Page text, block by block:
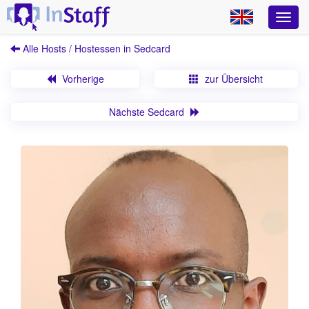
Alle Hosts / Hostessen in Sedcard
Vorherige zur Übersicht
Nächste Sedcard